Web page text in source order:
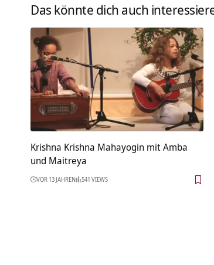
Das könnte dich auch
Krishna Krishna Mahayogin mit Amba
und Maitreya
VOR 13 JAHREN 541 VIEWS